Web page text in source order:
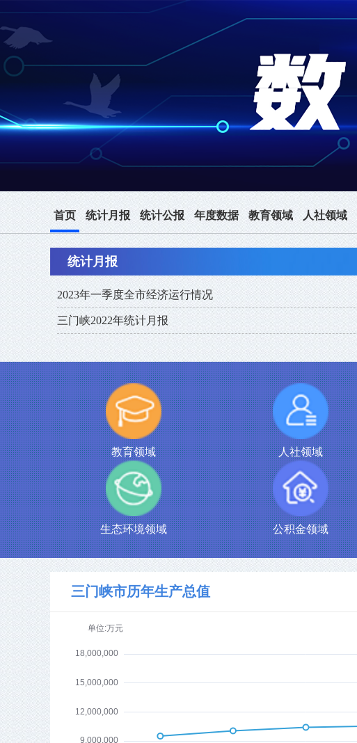
首页 统计月报 统计公报 年度数据 教育领域 人社领域
统计月报
2023年一季度全市经济运行情况
三门峡2022年统计月报
教育领域 人社领域
生态环境领域 公积金领域
三门峡市历年生产总值